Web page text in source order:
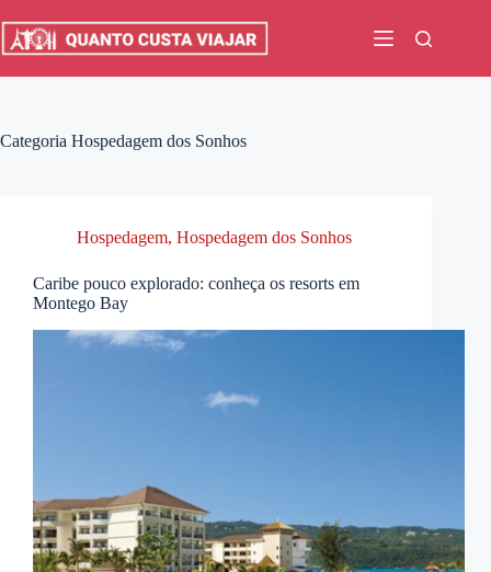
para
Categoria Hospedagem dos Sonhos
Hospedagem, Hospedagem dos Sonhos
Caribe pouco explorado: conheça os resorts em
Montego Bay